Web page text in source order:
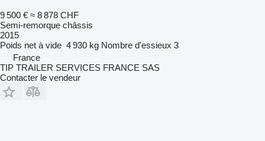
9 500 € ≈ 8 878 CHF
Semi-remorque châssis
2015
Poids net à vide 4 930 kg Nombre d'essieux 3
France
TIP TRAILER SERVICES FRANCE SAS
Contacter le vendeur